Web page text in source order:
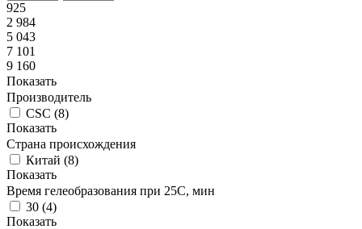
925
2 984
5 043
7 101
9 160
Показать
Производитель
CSC (8)
Показать
Страна происхождения
Китай (8)
Показать
Время гелеобразования при 25С, мин
30 (4)
Показать